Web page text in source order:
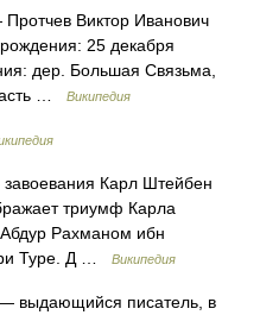
Виктор Иванович
25 декабря
дер. Большая Связьма,
…
Википедия
Карл Штейбен
триумф Карла
Рахманом ибн
Туре. Д …
Википедия
выдающийся писатель, в